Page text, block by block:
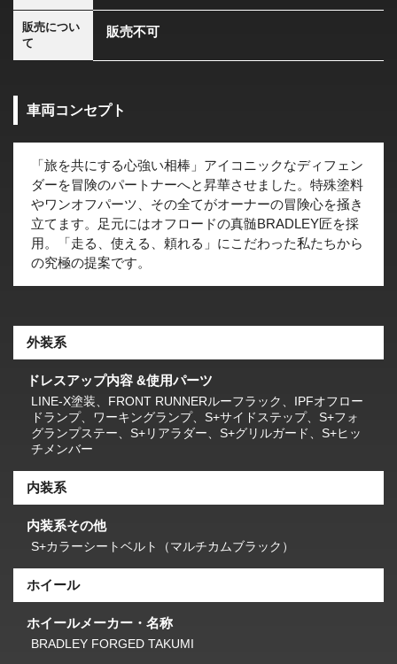
販売につい
て
販売不可
車両コンセプト
「旅を共にする心強い相棒」アイコニックなディフェン
ダーを冒険のパートナーへと昇華させました。特殊塗料
やワンオフパーツ、その全てがオーナーの冒険心を掻き
立てます。足元にはオフロードの真髄BRADLEY匠を採
用。「走る、使える、頼れる」にこだわった私たちから
の究極の提案です。
外装系
ドレスアップ内容 &使用パーツ
LINE-X塗装、FRONT RUNNERルーフラック、IPFオフロー
ドランプ、ワーキングランプ、S+サイドステップ、S+フォ
グランプステー、S+リアラダー、S+グリルガード、S+ヒッ
チメンバー
内装系
内装系その他
S+カラーシートベルト（マルチカムブラック）
ホイール
ホイールメーカー・名称
BRADLEY FORGED TAKUMI